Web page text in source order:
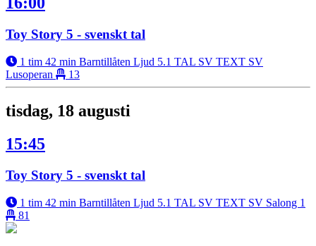
Toy Story 5 - svenskt tal
1 tim 42 min Barntillåten Ljud 5.1 TAL SV TEXT SV
Lusoperan
13
tisdag, 18 augusti
15:45
Toy Story 5 - svenskt tal
1 tim 42 min Barntillåten Ljud 5.1 TAL SV TEXT SV Salong 1
81